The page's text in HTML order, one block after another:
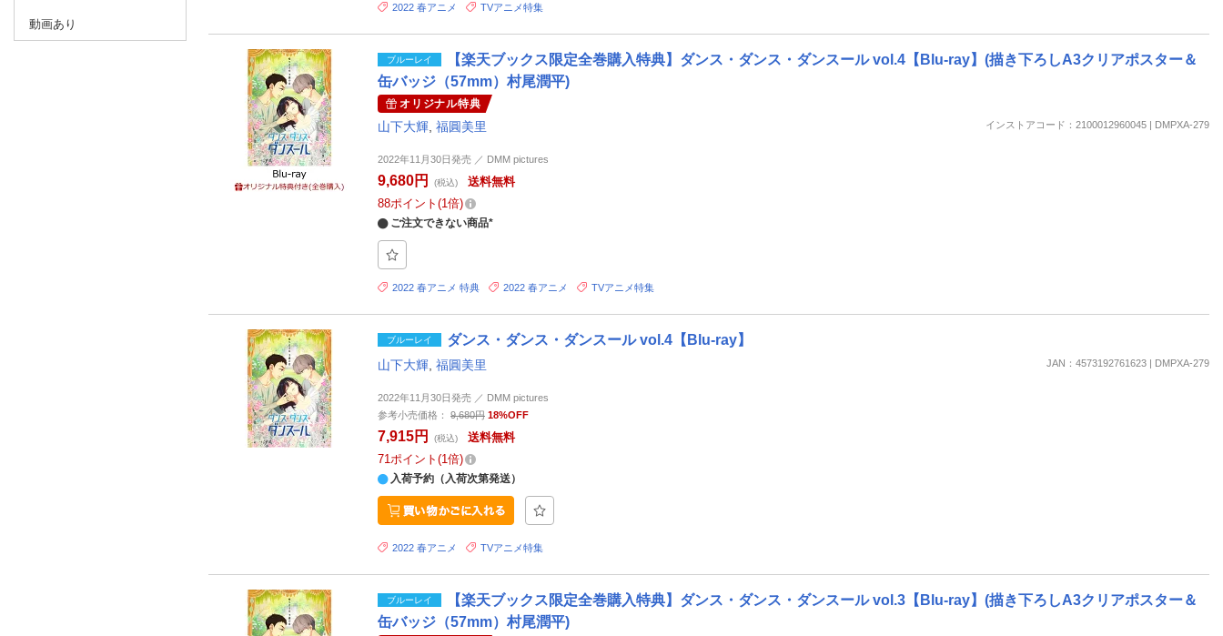
動画あり
2022 春アニメ TVアニメ特集
ブルーレイ
【楽天ブックス限定全巻購入特典】ダンス・ダンス・ダンスール vol.4【Blu-ray】(描き下ろしA3クリアポスター＆
缶バッジ（57mm）村尾潤平)
オリジナル特典
山下大輝 福圓美里 インストアコード：2100012960045 | DMPXA-279
2022年11月30日発売 ／ DMM pictures
9,680円 (税込)
送料無料
88ポイント 1倍
ご注文できない商品*
2022 春アニメ 特典 2022 春アニメ TVアニメ特集
ブルーレイ ダンス・ダンス・ダンスール vol.4【Blu-ray】
山下大輝 福圓美里 JAN：4573192761623 | DMPXA-279
2022年11月30日発売 ／ DMM pictures
参考小売価格：
9,680円 18%OFF
7,915円 (税込)
送料無料
71 ポイント 1倍
入荷予約（入荷次第発送）
2022 春アニメ TVアニメ特集
ブルーレイ
【楽天ブックス限定全巻購入特典】ダンス・ダンス・ダンスール vol.3【Blu-ray】(描き下ろしA3クリアポスター＆
缶バッジ（57mm）村尾潤平)